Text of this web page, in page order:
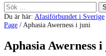
Sök
efter:
Du är här: Afasiförbundet i Sverige
Page /Aphasia Awerness i juni
Aphasia Awerness